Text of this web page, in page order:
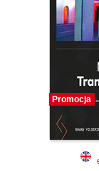
Promocja